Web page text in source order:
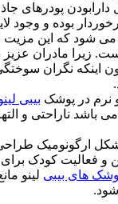
دارابودن پودرهای
که این مزیت
زیرا مادران عزیز
اینکه نگران
در پوشک بیبی
باشد ناراحتی و
ارگونومیک
و فعالیت کودک
های بیبی لینو